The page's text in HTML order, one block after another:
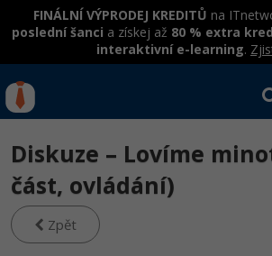
FINÁLNÍ VÝPRODEJ KREDITŮ na
poslední šanci a získej až 80 % extra
interaktivní e-learning.
Rekvalifikace a kurzy
hrazené úřadem práce
Workshopy zdarma
Kurzy IT profesí
Junior programátor
Přihlásit se| Registrovat
Diskuze – Lovíme
část, ovládání)
Zpět